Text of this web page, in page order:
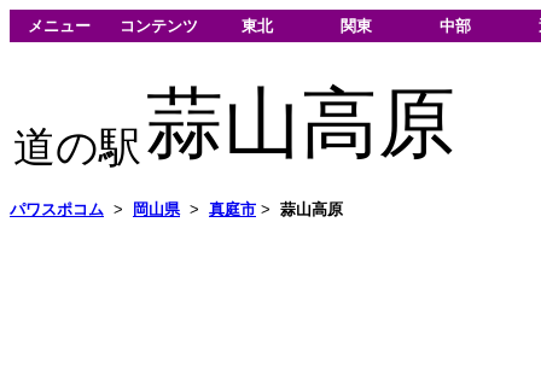
メニュー コンテンツ 東北 関東 中部
道の駅 蒜山高原
パワスポコム > 岡山県> 真庭市 > 蒜山高原